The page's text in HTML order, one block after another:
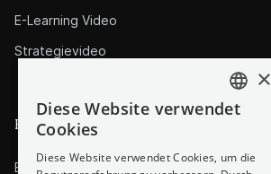
E-Learning Video
Strategievideo
Ressourcen
Blog
Über uns
GERMAN
×
Diese Website verwendet
Cookies
Diese Website verwendet Cookies, um die